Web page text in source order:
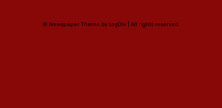
© Newspaper Theme by tagDiv | All rights reserved.